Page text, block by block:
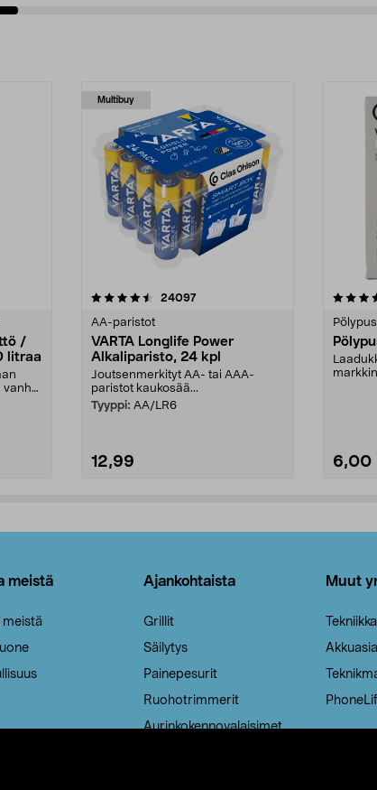
/
litraa
vanha
Multibuy
24097arvostelut
AA-paristot
VARTA Longlife Power
Alkaliparisto, 24 kpl
Joutsenmerkityt AA- tai AAA-
paristot kaukosää...
Tyyppi: AA/LR6
12,99
4.5viidestä
6,00
meistä
meistä
Ajankohtaista
Grillit
Säilytys
Painepesurit
Ruohotrimmerit
Aurinkokennovalaisimet
Muut